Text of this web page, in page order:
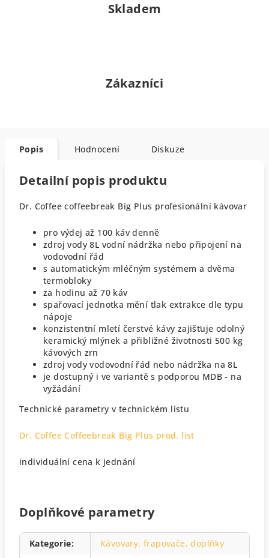
Skladem
Zákazníci
Popis Hodnocení Diskuze
Detailní popis produktu
Dr. Coffee coffeebreak Big Plus profesionální kávovar
pro výdej až 100 káv denně
zdroj vody 8L vodní nádržka nebo připojení na
vodovodní řád
s automatickým mléčným systémem a dvěma
termobloky
za hodinu až 70 káv
spařovací jednotka mění tlak extrakce dle typu
nápoje
konzistentní mletí čerstvé kávy zajišťuje odolný
keramický mlýnek a přibližné životnosti 500 kg
kávových zrn
zdroj vody vodovodní řád nebo nádržka na 8L
je dostupný i ve variantě s podporou MDB - na
vyžádání
Technické parametry v technickém listu
Dr. Coffee Coffeebreak Big Plus prod. list
individuální cena k jednání
Doplňkové parametry
Kategorie:
Kávovary, frapovače, doplňky